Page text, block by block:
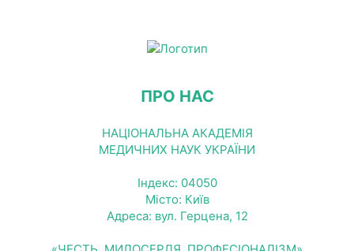
ПРО НАС
НАЦІОНАЛЬНА АКАДЕМІЯ
МЕДИЧНИХ НАУК УКРАЇНИ
Індекс: 04050
Місто: Київ
Адреса: вул. Герцена, 12